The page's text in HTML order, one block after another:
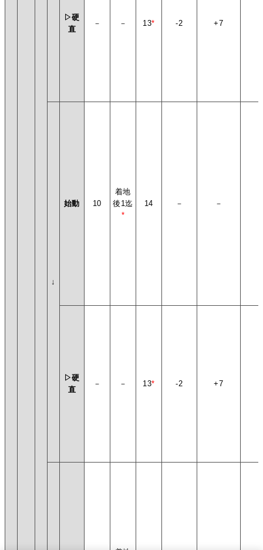
▷硬
直
－ － 13* -2 +7
↓
始動 10
着地
後1迄
*
14 － －
▷硬
直
－ － 13* -2 +7